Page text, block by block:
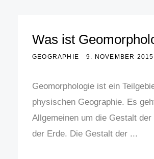
Was ist
GEOGRAPHIE 9. NOVEMBER 2015
Geomorphologie ist ein
physischen Geographie. Es
Allgemeinen um die Gestalt
der Erde. Die Gestalt der ...